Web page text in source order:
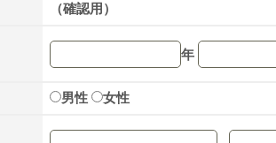
（確認用）
年
男性 女性